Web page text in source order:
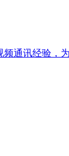
频通讯经验，